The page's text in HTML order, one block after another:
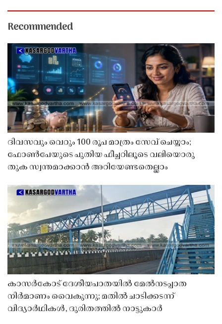
Recommended
ദിവസവും വെറും 100 രൂപ മാത്രം സേവ് ചെയ്യാം;
ഫോൺപേയുടെ പുതിയ ഫീച്ചറിലൂടെ വലിയൊരു
തുക സ്വന്തമാക്കാൻ അറിയേണ്ടതെല്ലാം
കാസർകോട് ദേശീയപാതയിൽ മേൽനടപ്പാത
നിർമാണം വൈകുന്നു; മതിൽ ചാടിക്കടന്ന്
വിദ്യാർഥികൾ, ദുരിതത്തിൽ നാട്ടുകാർ